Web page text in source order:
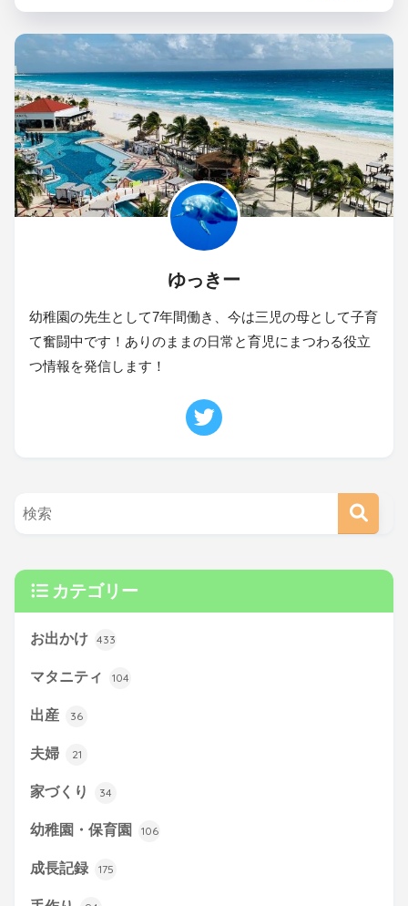
ゆっきー
幼稚園の先生として7年間働き、今は三児の母として子育
て奮闘中です！ありのままの日常と育児にまつわる役立
つ情報を発信します！
カテゴリー
お出かけ 433
マタニティ 104
出産 36
夫婦 21
家づくり 34
幼稚園・保育園 106
成長記録 175